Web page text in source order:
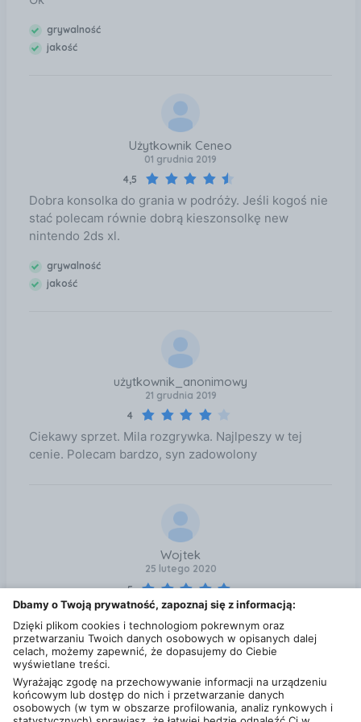
albumu. Newsy i ogłoszenia Najnowsze informacje o
grach przeczytasz na swoim Nintendo Switch.
Specyfikacje
grywalność
jakość
Użytkownik Ceneo
01 grudnia 2019
4,5
Dobra konsolka do grania w podróży. Jeśli kogoś nie
stać polecam równie dobrą kieszonsolkę new
nintendo 2ds xl.
grywalność
jakość
użytkownik_anonimowy
21 grudnia 2019
4
Ciekawy sprzet. Mila rozgrywka. Najlpeszy w tej
cenie. Polecam bardzo, syn zadowolony
Wojtek
25 lutego 2020
5
Jest dobry mogę jechać busem to mogę grać
grywalność
jakość
możliwości
Zobacz wszystkie opinie dla Nintendo Switch Lite
Dbamy o Twoją prywatność, zapoznaj się z informacją:
Dzięki plikom cookies i technologiom pokrewnym oraz
przetwarzaniu Twoich danych osobowych w opisanych dalej
celach, możemy zapewnić, że dopasujemy do Ciebie
wyświetlane treści.
Wyrażając zgodę na przechowywanie informacji na urządzeniu
końcowym lub dostęp do nich i przetwarzanie danych
osobowych (w tym w obszarze profilowania, analiz rynkowych i